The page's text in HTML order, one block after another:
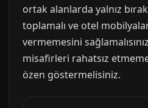
ortak alanlarda yalnız
toplamalı ve otel
vermemesini
misafirleri rahatsız
özen göstermelisiniz.